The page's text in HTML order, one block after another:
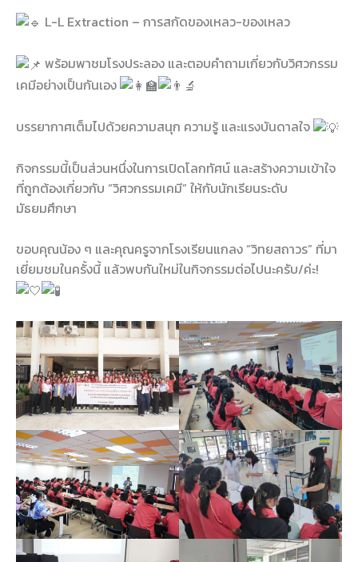
L-L Extraction – การสกัดของเหลว-ของเหลว
พร้อมพาชมโรงประลอง และตอบคำถามเกี่ยวกับวิศวกรรม
เคมีอย่างเป็นกันเอง
บรรยากาศเต็มไปด้วยความสนุก ความรู้ และแรงบันดาลใจ
กิจกรรมนี้เป็นส่วนหนึ่งในการเปิดโลกทัศน์ และสร้างความเข้าใจ
ที่ถูกต้องเกี่ยวกับ “วิศวกรรมเคมี” ให้กับนักเรียนระดับ
มัธยมศึกษา
ขอบคุณน้อง ๆ และคุณครูจากโรงเรียนแกลง “วิทยสถาวร” ที่มา
เยี่ยมชมในครั้งนี้ แล้วพบกันใหม่ในกิจกรรมต่อไปนะครับ/ค่ะ!